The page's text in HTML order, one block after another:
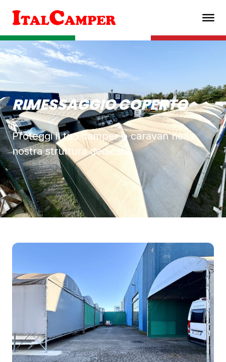
RIMESSAGGIO COPERTO
Proteggi il tuo camper o caravan nella
nostra struttura dedicata.